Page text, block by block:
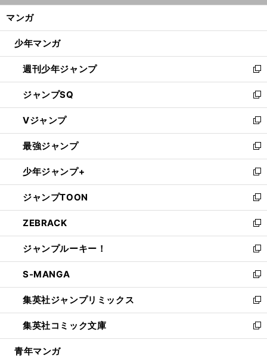
ン
ウ
開
く
マンガ
少年マンガ
週刊少年ジャンプ
新
し
い
ウ
ィ
ン
ド
ウ
で
開
く
ジャンプSQ
新
し
い
ウ
ィ
ン
ド
ウ
で
開
く
Vジャンプ
新
し
い
ウ
ィ
ン
ド
ウ
で
開
く
最強ジャンプ
新
し
い
ウ
ィ
ン
ド
ウ
で
開
く
少年ジャンプ+
新
し
い
ウ
ィ
ン
ド
ウ
で
開
く
ジャンプTOON
新
し
い
ウ
ィ
ン
ド
ウ
で
開
く
ZEBRACK
新
し
い
ウ
ィ
ン
ド
ウ
で
開
ジャンプルーキー！
新
し
い
ウ
ィ
ン
ド
ウ
S-MANGA
新
し
い
ウ
ィ
ン
集英社ジャンプリミックス
新
し
い
ウ
集英社コミック文庫
新
し
青年マンガ